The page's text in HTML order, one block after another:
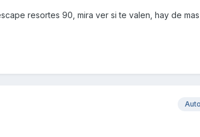
resortes 90, mira ver si te valen, hay de